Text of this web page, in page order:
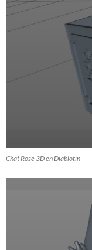
Chat Rose 3D en Diablotin